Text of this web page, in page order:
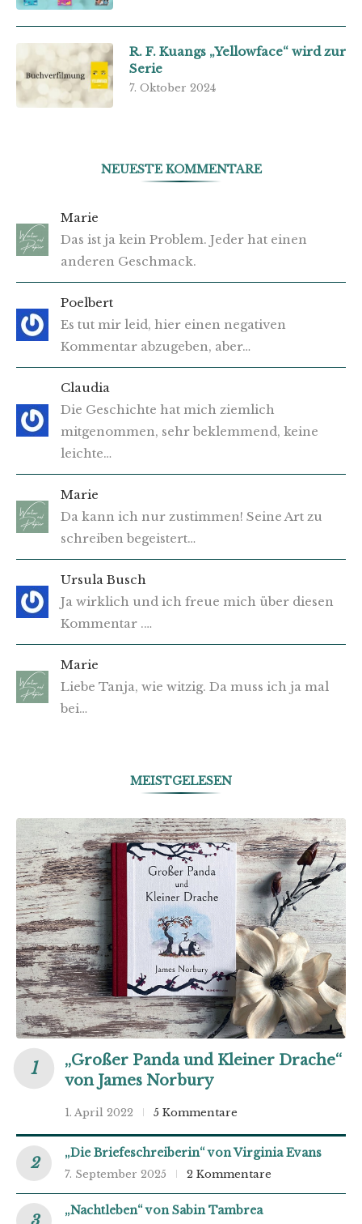
R. F. Kuangs „Yellowface“ wird zur
Serie
7. Oktober 2024
NEUESTE KOMMENTARE
Marie
Das ist ja kein Problem. Jeder hat einen
anderen Geschmack.
Poelbert
Es tut mir leid, hier einen negativen
Kommentar abzugeben, aber…
Claudia
Die Geschichte hat mich ziemlich
mitgenommen, sehr beklemmend, keine
leichte…
Marie
Da kann ich nur zustimmen! Seine Art zu
schreiben begeistert…
Ursula Busch
Ja wirklich und ich freue mich über diesen
Kommentar .…
Marie
Liebe Tanja, wie witzig. Da muss ich ja mal
bei…
MEISTGELESEN
„Großer Panda und Kleiner Drache“
von James Norbury
1. April 2022 5 Kommentare
„Die Briefeschreiberin“ von Virginia Evans
7. September 2025 2 Kommentare
„Nachtleben“ von Sabin Tambrea